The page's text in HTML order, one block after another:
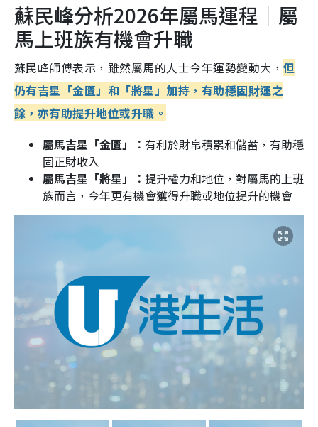
蘇民峰分析2026年屬馬運程｜屬
馬上班族有機會升職
蘇民峰師傅表示，雖然屬馬的人士今年運勢變動大，但
仍有吉星「金匱」和「將星」加持，有助穩固財運之
餘，亦有助提升地位或升職。
屬馬吉星「金匱」︰ 有利於財帛積累和儲蓄，有助穩
固正財收入
屬馬吉星「將星」︰ 提升權力和地位，對屬馬的上班
族而言，今年更有機會獲得升職或地位提升的機會